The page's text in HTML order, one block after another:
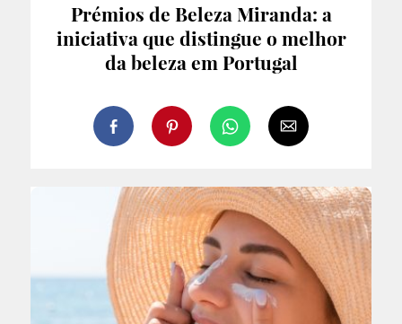
Prémios de Beleza Miranda: a
iniciativa que distingue o melhor
da beleza em Portugal